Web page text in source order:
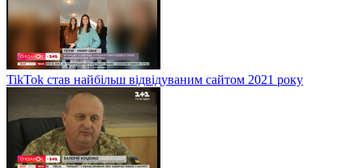
TikTok став найбільш відвідуваним сайтом 2021 року